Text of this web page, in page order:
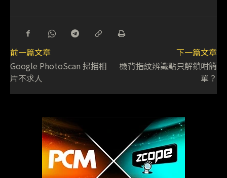
前一篇文章
Google PhotoScan 掃描相
片不求人
下一篇文章
機背指紋辨識點只解鎖咁簡
單？